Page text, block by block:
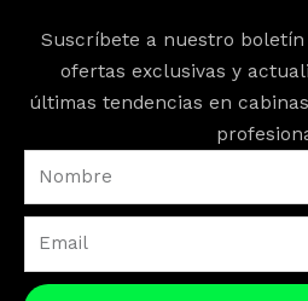
Suscríbete a nuestro
ofertas exclusivas y
últimas tendencias en